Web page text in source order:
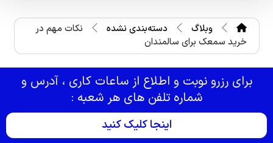
وبلاگ دسته‌بندی نشده
نکات مهم در
خرید سمعک برای سالمندان
برای رزرو نوبت و اطلاع از ساعات کاری ، آدرس و
شماره تلفن های هر شعبه :
اینجا کلیک کنید